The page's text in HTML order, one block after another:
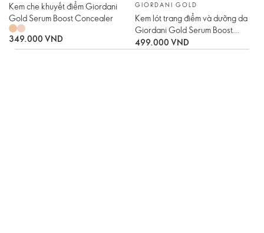
Kem che khuyết điểm Giordani
Gold Serum Boost Concealer
349.000 VND
GIORDANI GOLD
Kem lót trang điểm và dưỡng da
Giordani Gold Serum Boost
Primer
499.000 VND